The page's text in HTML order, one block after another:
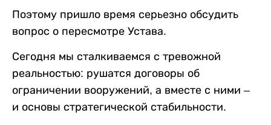
Поэтому пришло время серьезно обсудить
вопрос о пересмотре Устава.
Сегодня мы сталкиваемся с тревожной
реальностью: рушатся договоры об
ограничении вооружений, а вместе с ними –
и основы стратегической стабильности.